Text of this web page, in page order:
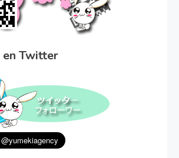
en Twitter